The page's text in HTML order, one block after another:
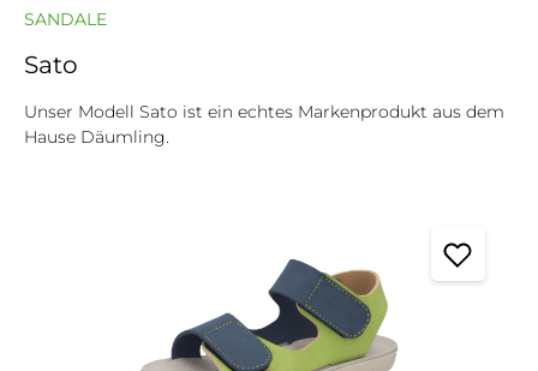
SANDALE
Sato
Unser Modell Sato ist ein echtes Markenprodukt aus dem
Hause Däumling.